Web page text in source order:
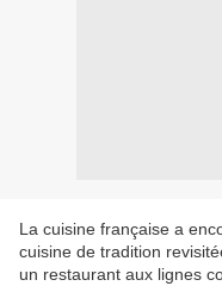
La cuisine française a
cuisine de tradition
un restaurant aux lignes